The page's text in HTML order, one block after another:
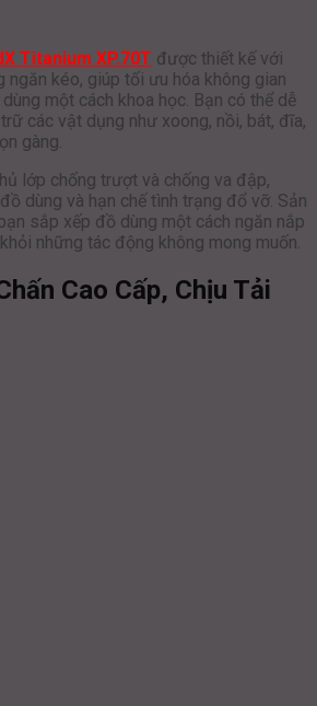
Titanium XP.70T được thiết kế với
ngăn kéo, giúp tối ưu hóa không gian
một cách khoa học. Bạn có thể dễ
các vật dụng như xoong, nồi, bát, đĩa,
gàng.
lớp chống trượt và chống va đập,
dùng và hạn chế tình trạng đổ vỡ. Sản
sắp xếp đồ dùng một cách ngăn nắp
những tác động không mong muốn.
Cao Cấp, Chịu Tải